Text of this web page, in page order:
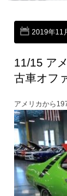
2019年11
11/15 ア
古車オフ
アメリカから